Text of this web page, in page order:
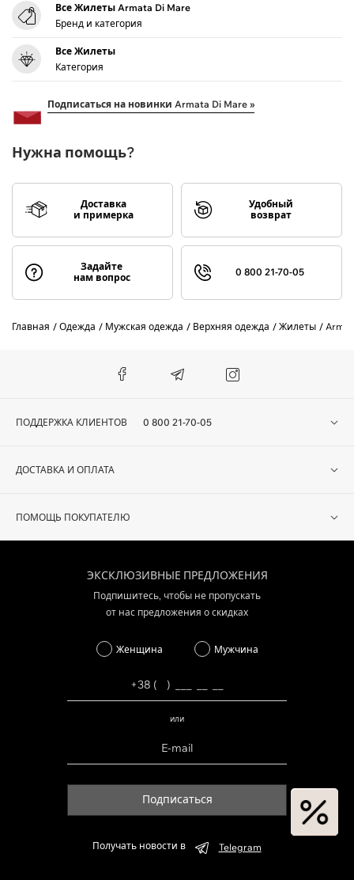
Все Жилеты Armata Di Mare
Бренд и категория
Все Жилеты
Категория
Подписаться на новинки Armata Di Mare »
Нужна помощь?
Доставка
и примерка
Удобный
возврат
Задайте
нам вопрос
0 800 21-70-05
Главная Одежда Мужская одежда Верхняя одежда Жилеты
ПОДДЕРЖКА КЛИЕНТОВ 0 800 21-70-05
ДОСТАВКА И ОПЛАТА
ПОМОЩЬ ПОКУПАТЕЛЮ
ЭКСКЛЮЗИВНЫЕ ПРЕДЛОЖЕНИЯ
Подпишитесь, чтобы не пропускать
от нас предложения о скидках
Женщина Мужчина
или
Подписаться
Получать новости в Telegram